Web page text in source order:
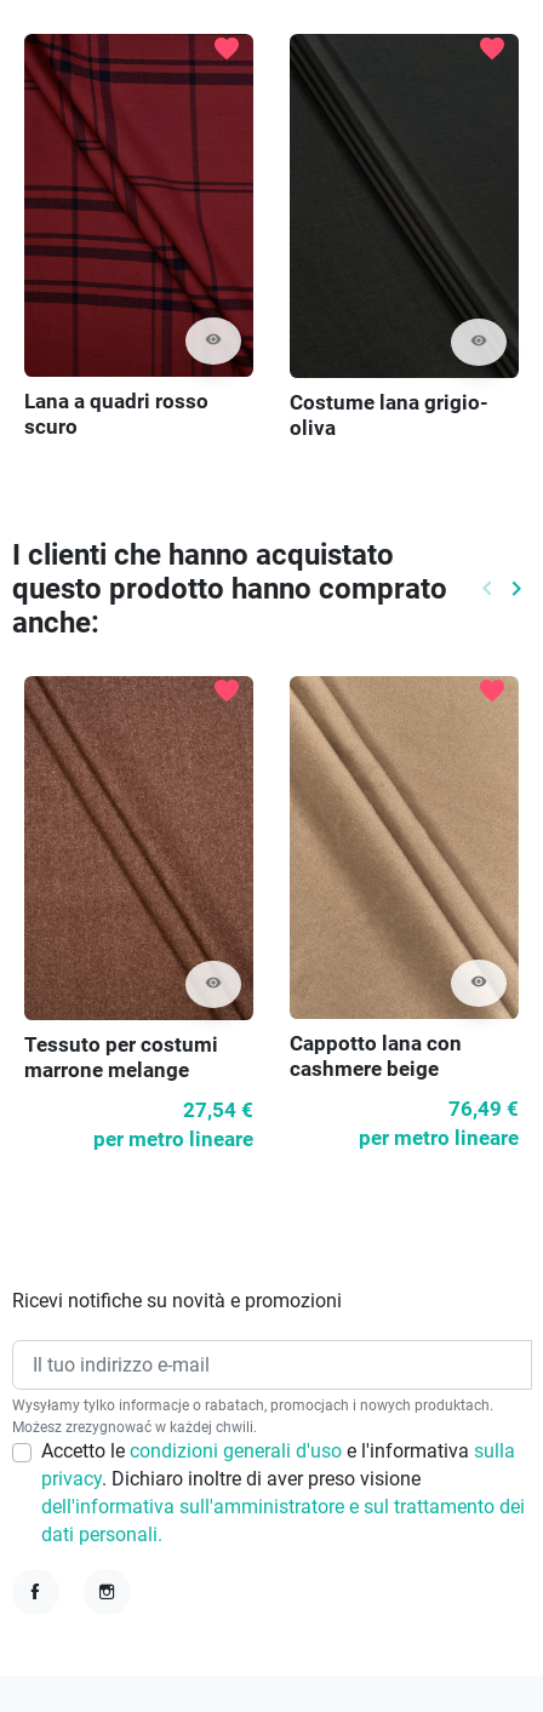
visibility
favorite
Lana a quadri rosso
scuro
visibility
favorite
Costume lana grigio-
oliva
I clienti che hanno acquistato
questo prodotto hanno comprato
anche:
keyboard_arrow_left keyboard_arrow_right
visibility
favorite
Tessuto per costumi
marrone melange
27,54 €
per metro lineare
visibility
favorite
Cappotto lana con
cashmere beige
76,49 €
per metro lineare
Ricevi notifiche su novità e promozioni
Wysyłamy tylko informacje o rabatach, promocjach i nowych produktach.
Możesz zrezygnować w każdej chwili.
Accetto le condizioni generali d'uso e l'informativa sulla
privacy. Dichiaro inoltre di aver preso visione
dell'informativa sull'amministratore e sul trattamento dei
dati personali.